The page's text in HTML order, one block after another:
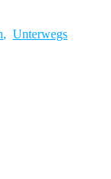
, Unterwegs